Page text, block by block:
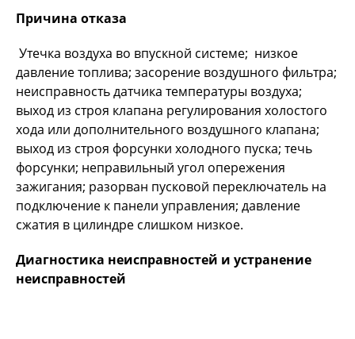
Причина отказа
Утечка воздуха во впускной системе; низкое
давление топлива; засорение воздушного фильтра;
неисправность датчика температуры воздуха;
выход из строя клапана регулирования холостого
хода или дополнительного воздушного клапана;
выход из строя форсунки холодного пуска; течь
форсунки; неправильный угол опережения
зажигания; разорван пусковой переключатель на
подключение к панели управления; давление
сжатия в цилиндре слишком низкое.
Диагностика неисправностей и устранение
неисправностей